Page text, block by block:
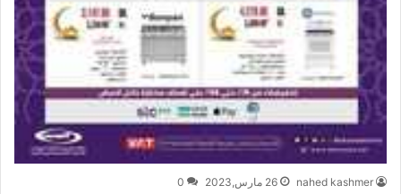
nahed kashmer 26 مارس,2023 0